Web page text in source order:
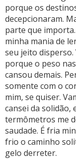
porque os
decepcionaram.
parte que
minha mania de
seu jeito disperso.
porque o peso
cansou demais.
somente com o
mim, se quiser.
cansei da solidão,
termômetros me
saudade. É fria
frio o caminho
gelo derreter.